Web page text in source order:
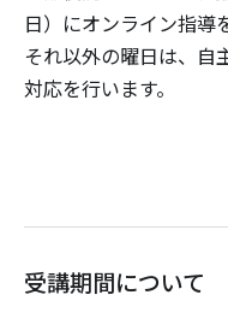
日）にオンライン指導
それ以外の曜日は、自
対応を行います。
受講期間について